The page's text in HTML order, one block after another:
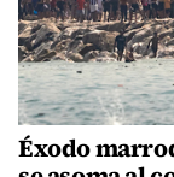
Éxodo